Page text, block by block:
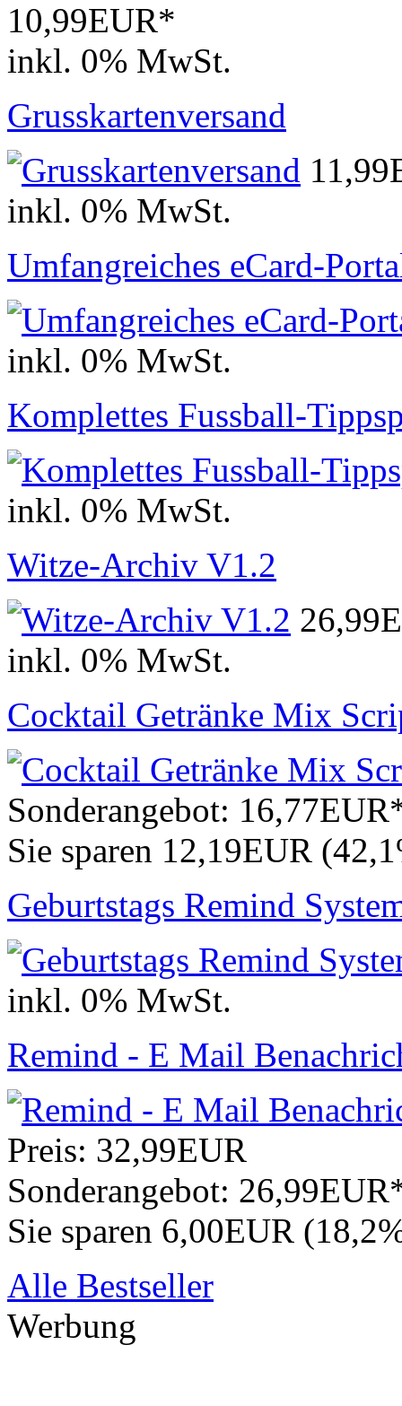
10,99EUR*
inkl. 0% MwSt.
Grusskartenversand
inkl. 0% MwSt.
Umfangreiches eCard-
inkl. 0% MwSt.
Komplettes Fussball-
inkl. 0% MwSt.
Witze-Archiv V1.2
inkl. 0% MwSt.
Cocktail Getränke Mix
Sonderangebot:
Sie sparen 12,19EUR
Geburtstags Remind
inkl. 0% MwSt.
Remind - E Mail
Preis: 32,99EUR
Sonderangebot:
Sie sparen 6,00EUR
Alle Bestseller
Werbung